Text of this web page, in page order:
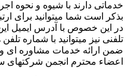
خدماتی دارند با شیوه و نحوه
بذکر است شما میتوانید برای
در این خصوص با آدرس ایمیل
تلفنی نیز میتوانید با شماره
ضمن ارائه خدمات مشاوره ای و
اعضاء محترم انجمن شرکتهای